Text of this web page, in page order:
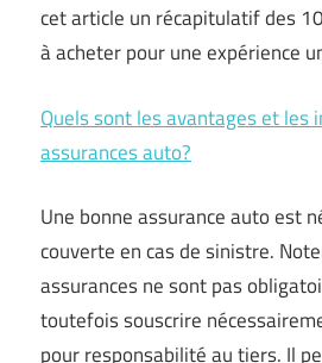
cet article un récapitulatif des
à acheter pour une expérience
Quels sont les avantages et les
assurances auto?
Une bonne assurance auto est
couverte en cas de sinistre.
assurances ne sont pas
toutefois souscrire
pour responsabilité au tiers. Il